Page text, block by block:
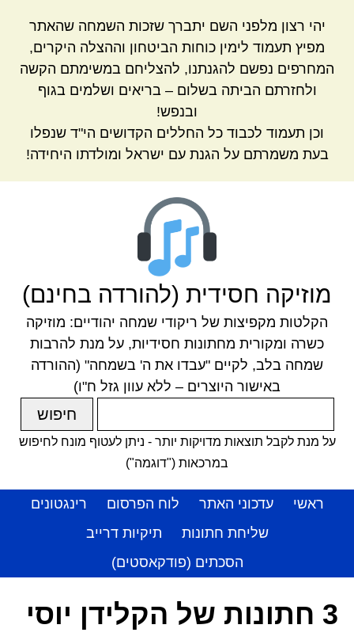
יהי רצון מלפני השם יתברך שזכות השמחה שהאתר
מפיץ תעמוד לימין כוחות הביטחון וההצלה היקרים,
המחרפים נפשם להגנתנו, להצליחם במשימתם הקשה
ולחזרתם הביתה בשלום – בריאים ושלמים בגוף
ובנפש!
וכן תעמוד לכבוד כל החללים הקדושים הי"ד שנפלו
בעת משמרתם על הגנת עם ישראל ומולדתו היחידה!
מוזיקה חסידית (להורדה בחינם)
הקלטות מקפיצות של ריקודי שמחה יהודיים: מוזיקה
כשרה ומקורית מחתונות חסידיות, על מנת להרבות
שמחה בלב, לקיים "עבדו את ה' בשמחה" (ההורדה
באישור היוצרים – ללא עוון גזל ח"ו)
על מנת לקבל תוצאות מדויקות יותר - ניתן לעטוף מונח לחיפוש
במרכאות ("דוגמה")
ראשי עדכוני האתר לוח הפרסום
רינגטונים
שליחת חתונות
תיקיות דרייב
הסכתים (פודקאסטים)
3 חתונות של הקלידן יוסי